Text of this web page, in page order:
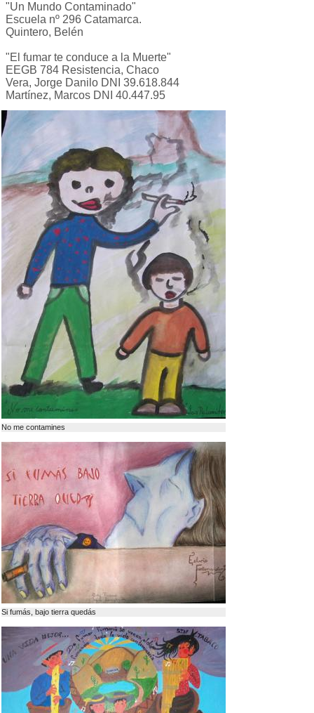
"Un Mundo Contaminado"
Escuela nº 296 Catamarca.
Quintero, Belén
"El fumar te conduce a la Muerte"
EEGB 784 Resistencia, Chaco
Vera, Jorge Danilo DNI 39.618.844
Martínez, Marcos DNI 40.447.95
No me contamines
Si fumás, bajo tierra quedás